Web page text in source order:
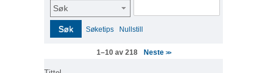
Søk
Søk Søketips Nullstill
1–10 av 218 Neste >>